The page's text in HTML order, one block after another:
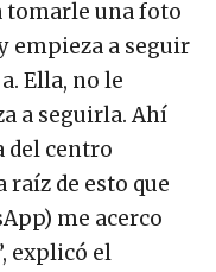
tomarle una foto
empieza a seguir
Ella, no le
a seguirla. Ahí
del centro
de esto que
me acerco
explicó el